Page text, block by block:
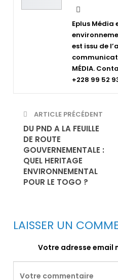
Eplus Média
est issu de
MÉDIA.
+228 99 52
ARTICLE PRÉCÉDENT
DU PND A LA FEUILLE
DE ROUTE
GOUVERNEMENTALE :
QUEL HERITAGE
ENVIRONNEMENTAL
POUR LE TOGO ?
LAISSER UN
Votre adresse email